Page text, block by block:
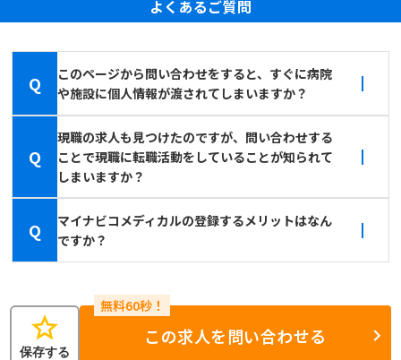
よくあるご質問
Q
このページから問い合わせをすると、すぐに病院
や施設に個人情報が渡されてしまいますか？
Q
現職の求人も見つけたのですが、問い合わせする
ことで現職に転職活動をしていることが知られて
しまいますか？
Q
マイナビコメディカルの登録するメリットはなん
ですか？
star
保存する
この求人を問い合わせる